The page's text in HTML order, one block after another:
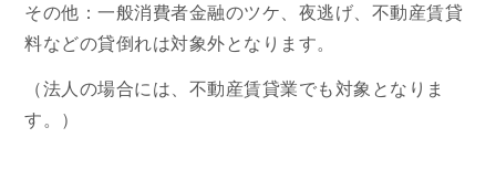
その他：一般消費者金融のツケ、夜逃げ、不動産賃貸
料などの貸倒れは対象外となります。
（法人の場合には、不動産賃貸業でも対象となりま
す。）